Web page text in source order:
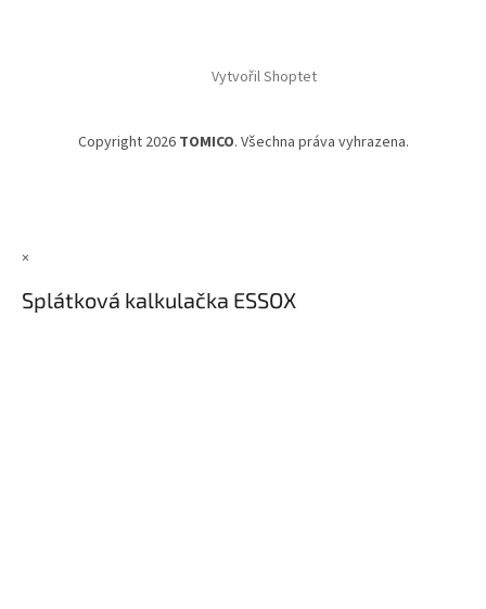
Vytvořil Shoptet
Copyright 2026 TOMICO. Všechna práva vyhrazena.
×
Splátková kalkulačka ESSOX